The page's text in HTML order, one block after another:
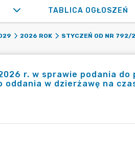
TABLICA OGŁOSZEŃ
2026 ROK
STYCZEŃ OD NR 792/
r. w sprawie podania do
w dzierżawę na